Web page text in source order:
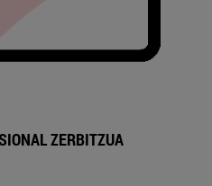
ZERBITZUA